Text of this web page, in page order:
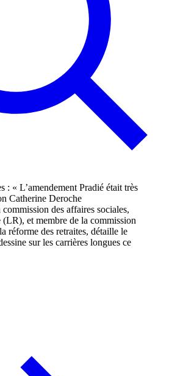
des affaires sociales,
et membre de la commission
réforme des retraites, détaille le
sur les carrières longues ce